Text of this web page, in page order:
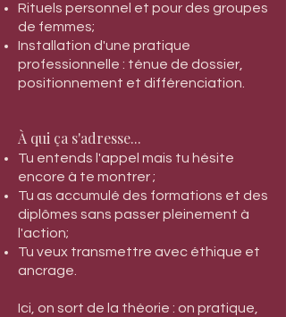
Voici quelques
témoignages
Rituels personnel et pour des groupes
de femmes;
Installation d'une pratique
professionnelle : ténue de dossier,
positionnement et différenciation.
À qui ça s'adresse...
Tu entends l'appel mais tu hésite
encore à te montrer ;
Tu as accumulé des formations et des
diplômes sans passer pleinement à
l'action;
Tu veux transmettre avec éthique et
ancrage.
Ici, on sort de la théorie : on pratique,